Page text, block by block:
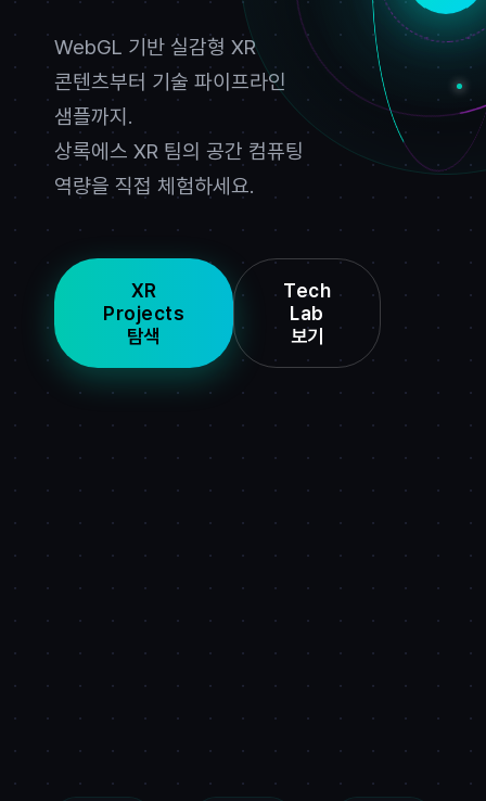
WebGL 기반 실감형 XR
콘텐츠부터 기술 파이프라인
샘플까지.
상록에스 XR 팀의 공간 컴퓨팅
역량을 직접 체험하세요.
XR
Projects
탐색
Tech
Lab
보기